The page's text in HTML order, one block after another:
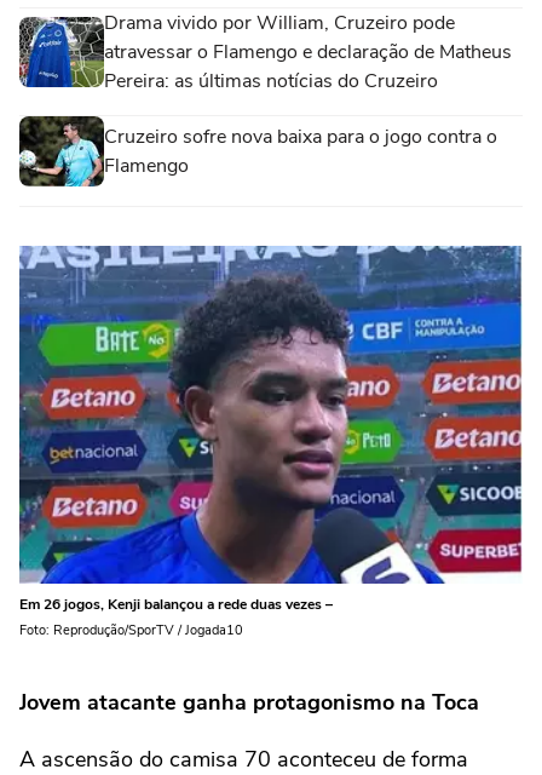
Drama vivido por William, Cruzeiro pode
atravessar o Flamengo e declaração de Matheus
Pereira: as últimas notícias do Cruzeiro
Cruzeiro sofre nova baixa para o jogo contra o
Flamengo
Em 26 jogos, Kenji balançou a rede duas vezes –
Foto: Reprodução/SporTV / Jogada10
Jovem atacante ganha protagonismo na Toca
A ascensão do camisa 70 aconteceu de forma